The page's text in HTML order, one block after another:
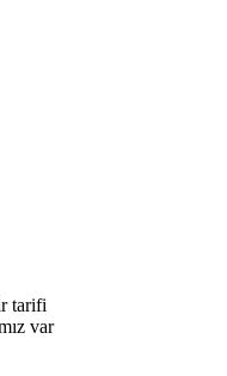
tarifi
var